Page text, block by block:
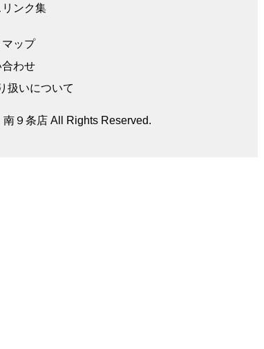
リンク集
ップ
わせ
扱いについて
９条店 All Rights Reserved.